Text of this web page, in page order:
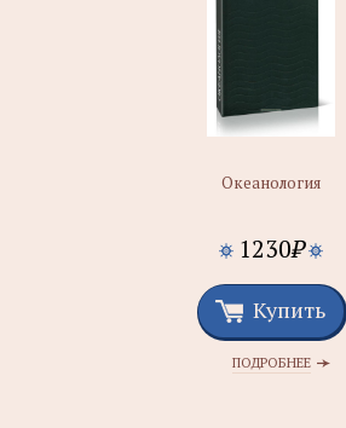
Океанология
1230₽
Купить
ПОДРОБНЕЕ